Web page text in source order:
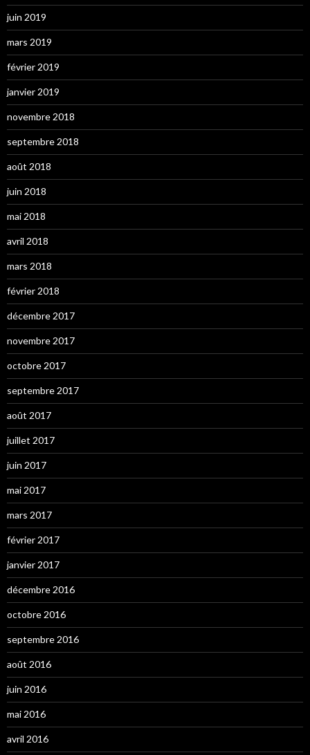
juin 2019
mars 2019
février 2019
janvier 2019
novembre 2018
septembre 2018
août 2018
juin 2018
mai 2018
avril 2018
mars 2018
février 2018
décembre 2017
novembre 2017
octobre 2017
septembre 2017
août 2017
juillet 2017
juin 2017
mai 2017
mars 2017
février 2017
janvier 2017
décembre 2016
octobre 2016
septembre 2016
août 2016
juin 2016
mai 2016
avril 2016